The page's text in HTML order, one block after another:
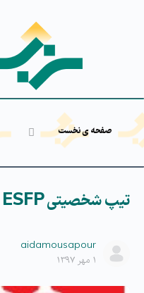
صفحه ی نخست
تیپ شخصیتی ESFP
aidamousapour
۱ مهر ۱۳۹۷